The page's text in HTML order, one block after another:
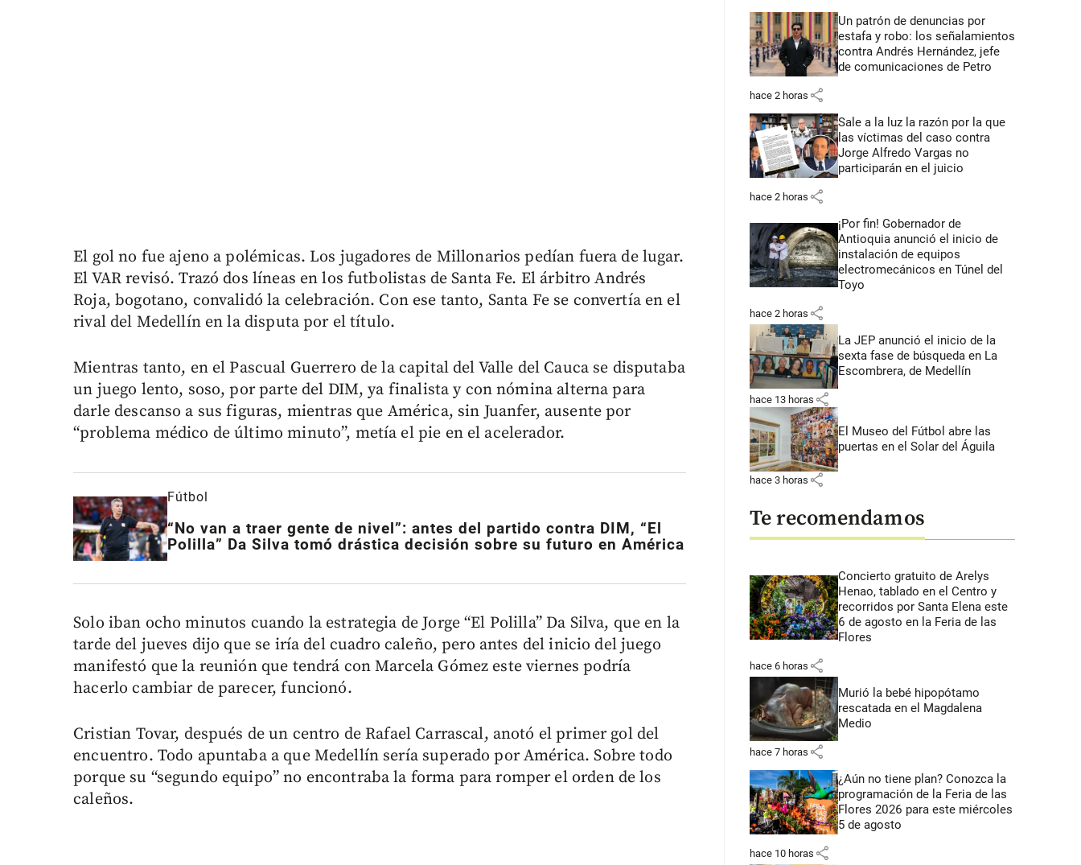
El gol no fue ajeno a polémicas. Los jugadores de Millonarios pedían fuera de lugar.
El VAR revisó. Trazó dos líneas en los futbolistas de Santa Fe. El árbitro Andrés
Roja, bogotano, convalidó la celebración. Con ese tanto, Santa Fe se convertía en el
rival del Medellín en la disputa por el título.
Mientras tanto, en el Pascual Guerrero de la capital del Valle del Cauca se disputaba
un juego lento, soso, por parte del DIM, ya finalista y con nómina alterna para
darle descanso a sus figuras, mientras que América, sin Juanfer, ausente por
“problema médico de último minuto”, metía el pie en el acelerador.
Fútbol
“No van a traer gente de nivel”: antes del partido contra DIM, “El
Polilla” Da Silva tomó drástica decisión sobre su futuro en América
Solo iban ocho minutos cuando la estrategia de Jorge “El Polilla” Da Silva, que en la
tarde del jueves dijo que se iría del cuadro caleño, pero antes del inicio del juego
manifestó que la reunión que tendrá con Marcela Gómez este viernes podría
hacerlo cambiar de parecer, funcionó.
Cristian Tovar, después de un centro de Rafael Carrascal, anotó el primer gol del
encuentro. Todo apuntaba a que Medellín sería superado por América. Sobre todo
porque su “segundo equipo” no encontraba la forma para romper el orden de los
caleños.
Un patrón de denuncias por
estafa y robo: los señalamientos
contra Andrés Hernández, jefe
de comunicaciones de Petro
hace 2 horas share
Sale a la luz la razón por la que
las víctimas del caso contra
Jorge Alfredo Vargas no
participarán en el juicio
hace 2 horas share
¡Por fin! Gobernador de
Antioquia anunció el inicio de
instalación de equipos
electromecánicos en Túnel del
Toyo
hace 2 horas share
La JEP anunció el inicio de la
sexta fase de búsqueda en La
Escombrera, de Medellín
hace 13 horas share
El Museo del Fútbol abre las
puertas en el Solar del Águila
hace 3 horas share
Te recomendamos
Concierto gratuito de Arelys
Henao, tablado en el Centro y
recorridos por Santa Elena este
6 de agosto en la Feria de las
Flores
hace 6 horas share
Murió la bebé hipopótamo
rescatada en el Magdalena
Medio
hace 7 horas share
¿Aún no tiene plan? Conozca la
programación de la Feria de las
Flores 2026 para este miércoles
5 de agosto
hace 10 horas share